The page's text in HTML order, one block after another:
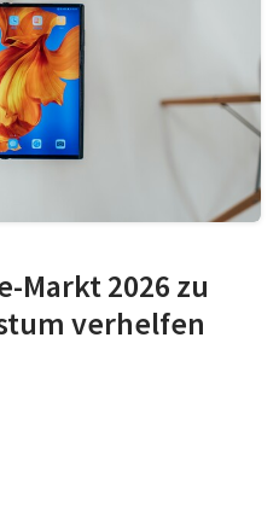
Markt 2026 zu
verhelfen